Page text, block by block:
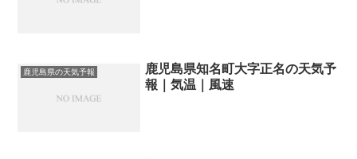
鹿児島県の天気予報
鹿児島県知名町大字正名の天気予
報｜気温｜風速